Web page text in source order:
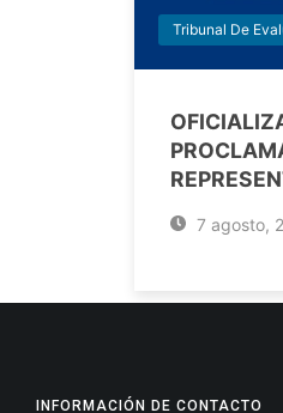
Tribunal De
7 agosto,
INFORMACIÓN DE CONTACTO